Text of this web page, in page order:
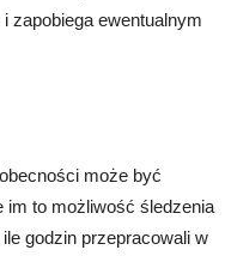
zapobiega ewentualnym
może być
im to możliwość śledzenia
godzin przepracowali w